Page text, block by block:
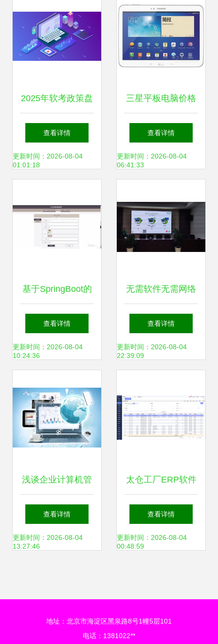
2025年软考政策盘
点 全国计算机技术
与软件资格考试官
整与焦点解读
查看详情
更新时间：2026-08-04
01:01:18
三星平板电脑价格
分析与评测 3100-
3190元区间如何
查看详情
更新时间：2026-08-04
06:41:33
基于SpringBoot的
公交车路线查询系
统设计与实现
查看详情
更新时间：2026-08-04
10:24:36
无需软件无需网络
电脑炫技无线投屏
到电视的实用方案
查看详情
更新时间：2026-08-04
22:39:09
浅谈企业计算机管
理软件的开发与实
践
查看详情
更新时间：2026-08-04
13:27:46
太仓工厂ERP软件
与计算机软件咨询
提升制造业运营效
查看详情
更新时间：2026-08-04
00:48:59
地址：北京市海淀区黑泉路8号1幢5层101
电话：1381022**